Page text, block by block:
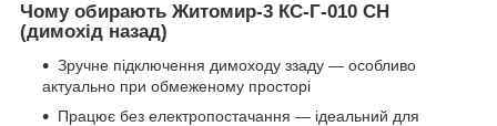
Чому обирають Житомир-3 КС-Г-010 СН
(димохід назад)
Зручне підключення димоходу ззаду — особливо
актуально при обмеженому просторі
Працює без електропостачання — ідеальний для